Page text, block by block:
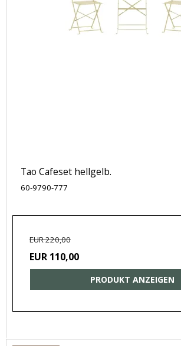
Tao Cafeset hellgelb.
60-9790-777
EUR 220,00
EUR 110,00
PRODUKT ANZEIGEN